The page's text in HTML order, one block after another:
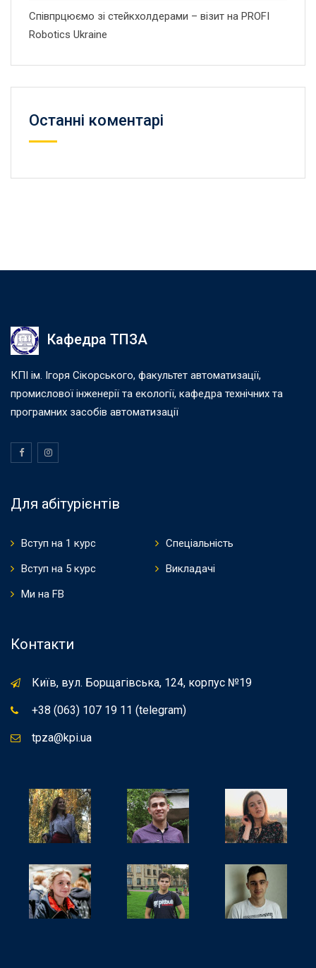
Співпрцюємо зі стейкхолдерами – візит на PROFI
Robotics Ukraine
Останні коментарі
Кафедра ТПЗА
КПІ ім. Ігоря Сікорського, факультет автоматизації,
промислової інженерії та екології, кафедра технічних та
програмних засобів автоматизації
Для абітурієнтів
Вступ на 1 курс
Спеціальність
Вступ на 5 курс
Викладачі
Ми на FB
Контакти
Київ, вул. Борщагівська, 124, корпус №19
+38 (063) 107 19 11 (telegram)
tpza@kpi.ua